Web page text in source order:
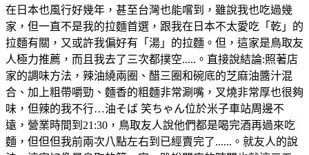
在日本也風行好幾年，甚至台灣也能嚐到，雖說我也吃過幾
家，但一直不是我的拉麵首選，跟我在日本不太愛吃「乾」的
拉麵有關，又或許我偏好有「湯」的拉麵。但，這家是鳥取友
人極力推薦，而且我去了三次都撲空.....。直接說結論:照著店
家的調味方法，辣油繞兩圈、醋三圈和碗底的芝麻油醬汁混
合、加上粗帶嚼勁、麵香的粗麵非常涮嘴，叉燒非常厚也很夠
味，但辣的我不行…油そば 笑ちゃん位於米子車站周邊不
遠，營業時間到21:30，鳥取友人說他們都是喝完酒再過來吃
麵，但但但我前兩次八點左右到已經賣完了......。就友人的說